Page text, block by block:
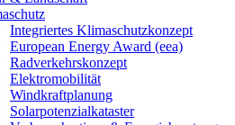
Integriertes Klimaschutzkonzept
European Energy Award (eea)
Radverkehrskonzept
Elektromobilität
Windkraftplanung
Solarpotenzialkataster